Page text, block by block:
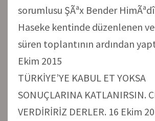
sorumlusu ŞÃªx Bender
Haseke kentinde düzenlenen
süren toplantının ardından
Ekim 2015
TÜRKİYE’YE KABUL ET YOKSA
SONUÇLARINA KATLANIRSIN.
VERDİRİRİZ DERLER. 16 Ekim